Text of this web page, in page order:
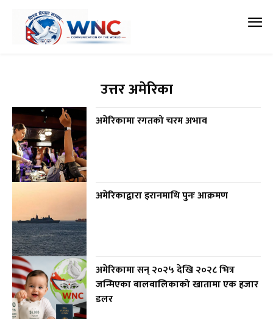
उत्तर अमेरिका
अमेरिकामा रगतको चरम अभाव
अमेरिकाद्वारा इरानमाथि पुनः आक्रमण
अमेरिकामा सन् २०२५ देखि २०२८ भित्र
जन्मिएका बालबालिकाको खातामा एक हजार
डलर